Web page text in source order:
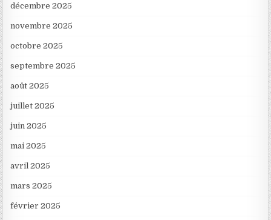
décembre 2025
novembre 2025
octobre 2025
septembre 2025
août 2025
juillet 2025
juin 2025
mai 2025
avril 2025
mars 2025
février 2025